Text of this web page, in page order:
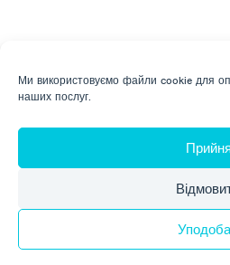
Ми використовуємо файли cookie для
наших послуг.